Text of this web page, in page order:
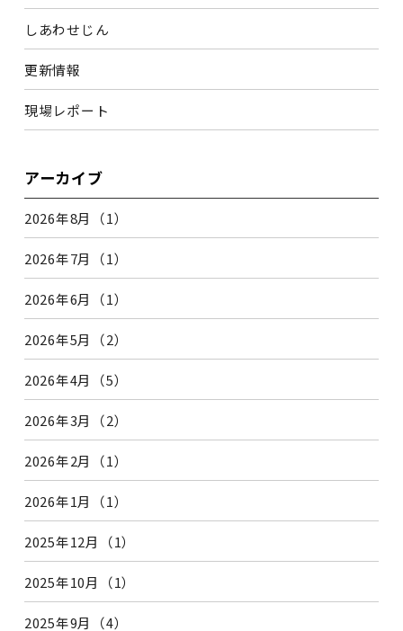
しあわせじん
更新情報
現場レポート
アーカイブ
2026年8月（1）
2026年7月（1）
2026年6月（1）
2026年5月（2）
2026年4月（5）
2026年3月（2）
2026年2月（1）
2026年1月（1）
2025年12月（1）
2025年10月（1）
2025年9月（4）